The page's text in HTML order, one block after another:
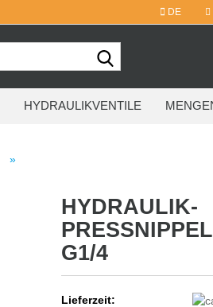
DE
HYDRAULIKVENTILE
»
HYDRAULIK-
G1/4
Lieferzeit: